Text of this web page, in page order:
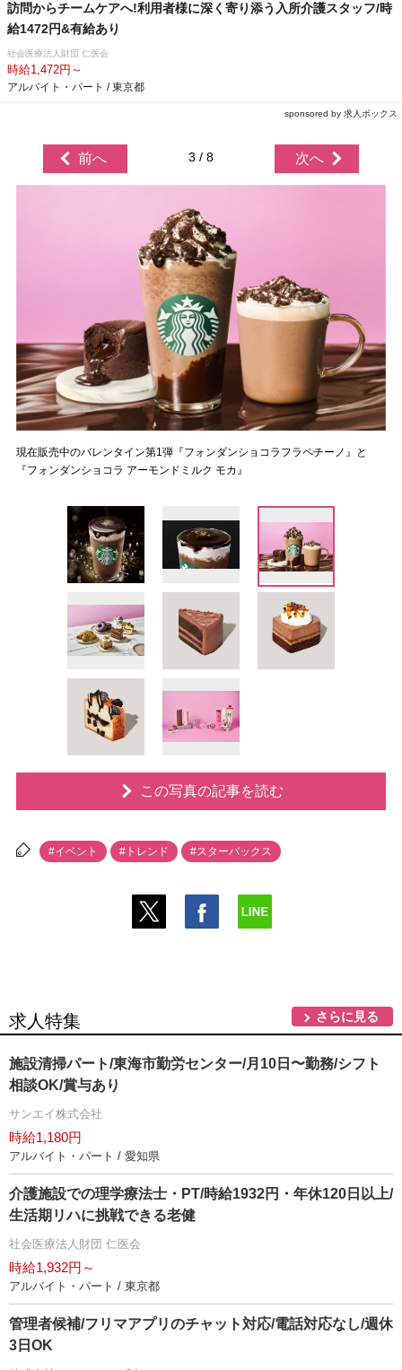
訪問からチームケアへ!利用者様に深く寄り添う入所介護スタッフ/時
給1472円&有給あり
社会医療法人財団 仁医会
時給1,472円～
アルバイト・パート / 東京都
sponsored by 求人ボックス
前へ 3 / 8 次へ
現在販売中のバレンタイン第1弾『フォンダンショコラフラペチーノ』と
『フォンダンショコラ アーモンドミルク モカ』
この写真の記事を読む
#イベント #トレンド #スターバックス
求人特集 さらに見る
施設清掃パート/東海市勤労センター/月10日〜勤務/シフト
相談OK/賞与あり
サンエイ株式会社
時給1,180円
アルバイト・パート / 愛知県
介護施設での理学療法士・PT/時給1932円・年休120日以上/
生活期リハに挑戦できる老健
社会医療法人財団 仁医会
時給1,932円～
アルバイト・パート / 東京都
管理者候補/フリマアプリのチャット対応/電話対応なし/週休
3日OK